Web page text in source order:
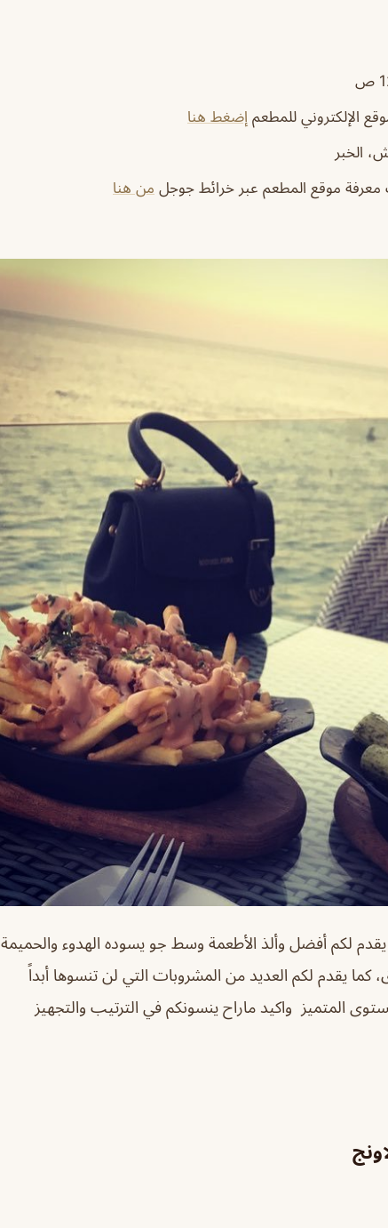
الإلكتروني للمطعم إضغط هنا
الخبر
موقع المطعم عبر خرائط جوجل من هنا
لكم أفضل وألذ الأطعمة وسط جو يسوده الهدوء والحميمة
كما يقدم لكم العديد من المشروبات التي لن تنسوها أبداً
المتميز واكيد ماراح ينسونكم في الترتيب والتجهيز